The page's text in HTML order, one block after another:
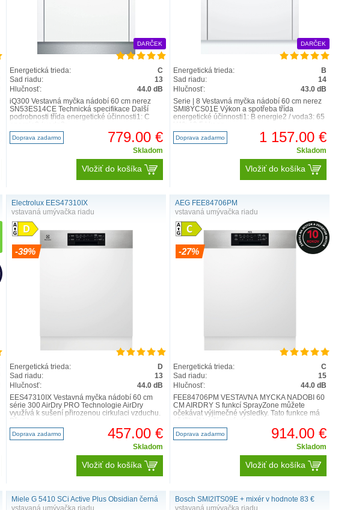
DARČEK
Energetická trieda:
C
Sad riadu:
13
Hlučnosť:
44.0 dB
iQ300 Vestavná myčka nádobí 60 cm nerez
SN53ES14CE Technická specifikace Další
podrobnosti třída energetické účinnosti1: C
Doprava zadarmo 779.00 €
Skladom
Vložiť do košíka
DARČEK
Energetická trieda:
B
Sad riadu:
14
Hlučnosť:
43.0 dB
Serie | 8 Vestavná myčka nádobí 60 cm nerez
SMI8YCS01E Výkon a spotřeba třída
energetické účinnosti1: B energie2 / voda3: 65
Doprava zadarmo 1 157.00 €
Skladom
Vložiť do košíka
Electrolux EES47310IX
vstavaná umývačka riadu
-39%
Energetická trieda:
D
Sad riadu:
13
Hlučnosť:
44.0 dB
EES47310IX Vestavná myčka nádobí 60 cm
série 300 AirDry PRO Technologie AirDry
využívá k sušení přirozenou cirkulaci vzduchu.
Doprava zadarmo 457.00 €
Skladom
Vložiť do košíka
AEG FEE84706PM
vstavaná umývačka riadu
-27%
Energetická trieda:
C
Sad riadu:
15
Hlučnosť:
44.0 dB
FEE84706PM VESTAVNÁ MYČKA NÁDOBÍ 60
CM AIRDRY S funkcí SprayZone můžete
očekávat výjimečné výsledky. Tato funkce má
Doprava zadarmo 914.00 €
Skladom
Vložiť do košíka
Miele G 5410 SCi Active Plus Obsidian černá
vstavaná umývačka riadu
Bosch SMI2ITS09E + mixér v hodnote 83 €
vstavaná umývačka riadu